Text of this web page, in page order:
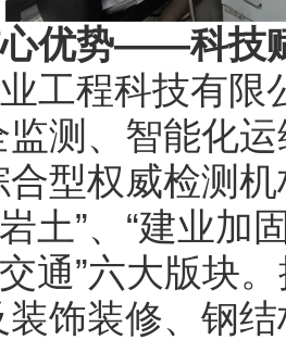
优势——科技
程科技有限
测、智能化
型权威检测
土”、“建业加
通”六大版块
装饰装修、钢